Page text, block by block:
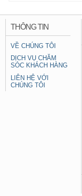
THÔNG TIN
VỀ CHÚNG TÔI
DỊCH VỤ CHĂM
SÓC KHÁCH HÀNG
LIÊN HỆ VỚI
CHÚNG TÔI